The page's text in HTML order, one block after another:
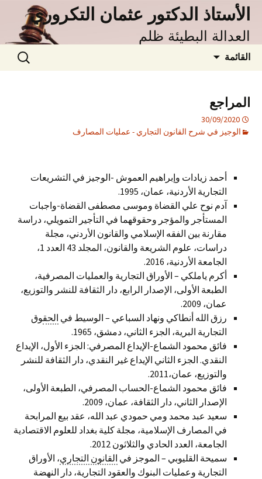
انتقل
المحتوى
الأستاذ الدكتور عثمان التكروري
العدالة البطيئة ظلم
القائمة
البحث
عن:
المراجع
30/09/2020
الوجيز في شرح القانون التجاري - عمليات المصارف
أحمد زيادات وإبراهيم العموش -الوجيز في التشريعات
التجارية الأردنية، عمان، 1995.
آدم نوح علي القضاة وموسى مصطفى القضاة-واجبات
المستأجر والمؤجر وحقوقهما في التأجير التمويلي، دراسة
مقارنة بين الفقه الإسلامي والقانون الأردني، مجلة
دراسات، علوم الشريعة والقانون، المجلد 43 العدد 1،
الجامعة الأردنية، 2016.
أكرم ياملكي – الأوراق التجارية والعمليات المصرفية،
الطبعة الأولى، الإصدار الرابع، دار الثقافة للنشر والتوزيع،
عمان، 2009.
رزق الله أنطاكي ونهاد السباعي – الوسيط في الحقوق
التجارية البرية، الجزء الثاني، دمشق، 1965.
فائق محمود الشماع-الإيداع المصرفي: الجزء الأول، الإيداع
النقدي. الجزء الثاني الإيداع غير النقدي، دار الثقافة للنشر
والتوزيع، عمان،2011.
فائق محمود الشماع-الحساب المصرفي، الطبعة الأولى،
الإصدار الثاني، دار الثقافة، عمان، 2009.
سعيد عبد محمد ومي حمودي عبد الله، عقد بيع المرابحة
في المصارف الإسلامية، مجلة كلية بغداد للعلوم الاقتصادية
الجامعة، العدد الحادي والثلاثون 2012.
سميحة القليوبي – الموجز في القانون التجاري، الأوراق
التجارية وعمليات البنوك والعقود التجارية، دار النهضة